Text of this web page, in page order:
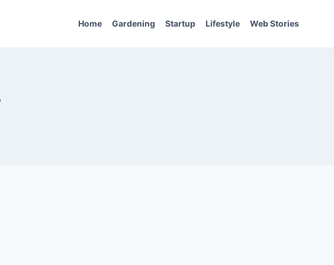
Home Gardening Startup Lifestyle Web Stories